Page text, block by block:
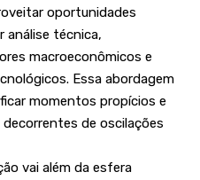
oportunidades
análise técnica,
macroeconômicos e
Essa abordagem
momentos propícios e
de oscilações
vai além da esfera